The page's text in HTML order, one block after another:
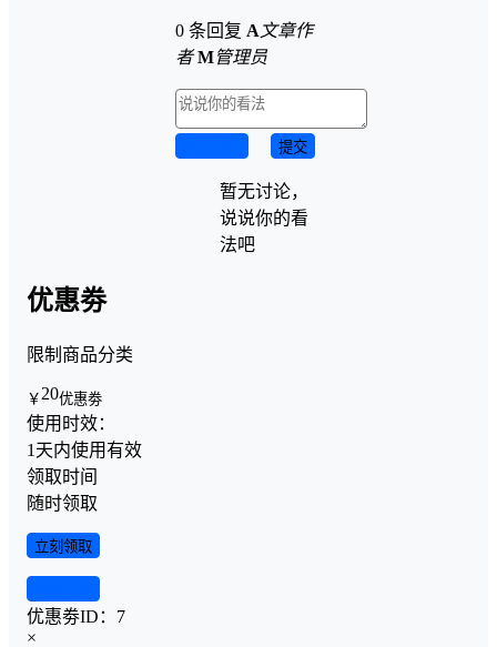
0 条回复 A 文章作
者 M管理员
提交
暂无讨论，
说说你的看
法吧
优惠劵
限制商品分类
￥ 20优惠劵
使用时效：
1天内使用有效
领取时间
随时领取
立刻领取
优惠劵ID： 7
×